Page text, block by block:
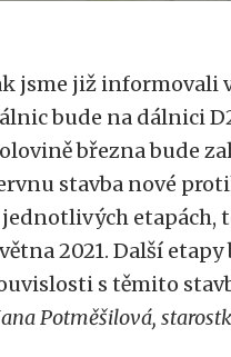
jsme již informovali
bude na dálnici
března bude
stavba nové
jednotlivých etapách,
2021. Další
s těmito
Potměšilová,